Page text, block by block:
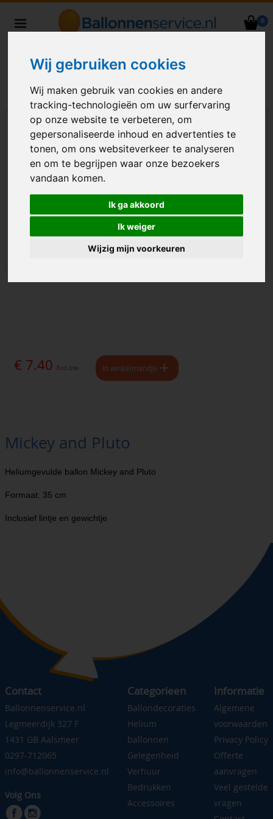
Wij gebruiken cookies
Wij maken gebruik van cookies en andere
tracking-technologieën om uw surfervaring
op onze website te verbeteren, om
gepersonaliseerde inhoud en advertenties te
tonen, om ons websiteverkeer te analyseren
en om te begrijpen waar onze bezoekers
vandaan komen.
Ik ga akkoord
Ik weiger
Wijzig mijn voorkeuren
0
Nederland
€ 7.40 Excl. btw In winkelmandje
Mickey and Pluto
Heliumgevulde ballon Mickey and Pluto
Formaat: 35 cm
Inclusief lintje en gewichtje
Contact
Ballonnenservice.nl
Legmeerdijk 327 F
1431 GB Aalsmeer
0297-712065
info@ballonnenservice.nl
Volg Ons
Categorieen
Ballondecoraties
Helium
ballonnen
Gelegenheid
Verhuur
Bedrukken
Accessoires
Informatie
Algemene
voorwaarden
Privacy Policy
Offerte
aanvragen
Veel gestelde
vragen